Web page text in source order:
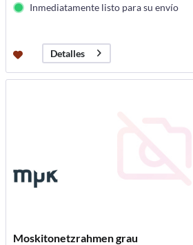
Inmediatamente listo para su envío
Detalles
Moskitonetzrahmen grau